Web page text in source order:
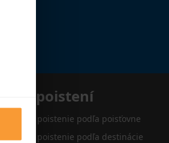
Typy poistení
Cestovné poistenie podľa poisťovne
Cestovné poistenie podľa destinácie